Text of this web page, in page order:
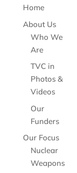
Home
About Us
Who We
Are
TVC in
Photos &
Videos
Our
Funders
Our Focus
Nuclear
Weapons